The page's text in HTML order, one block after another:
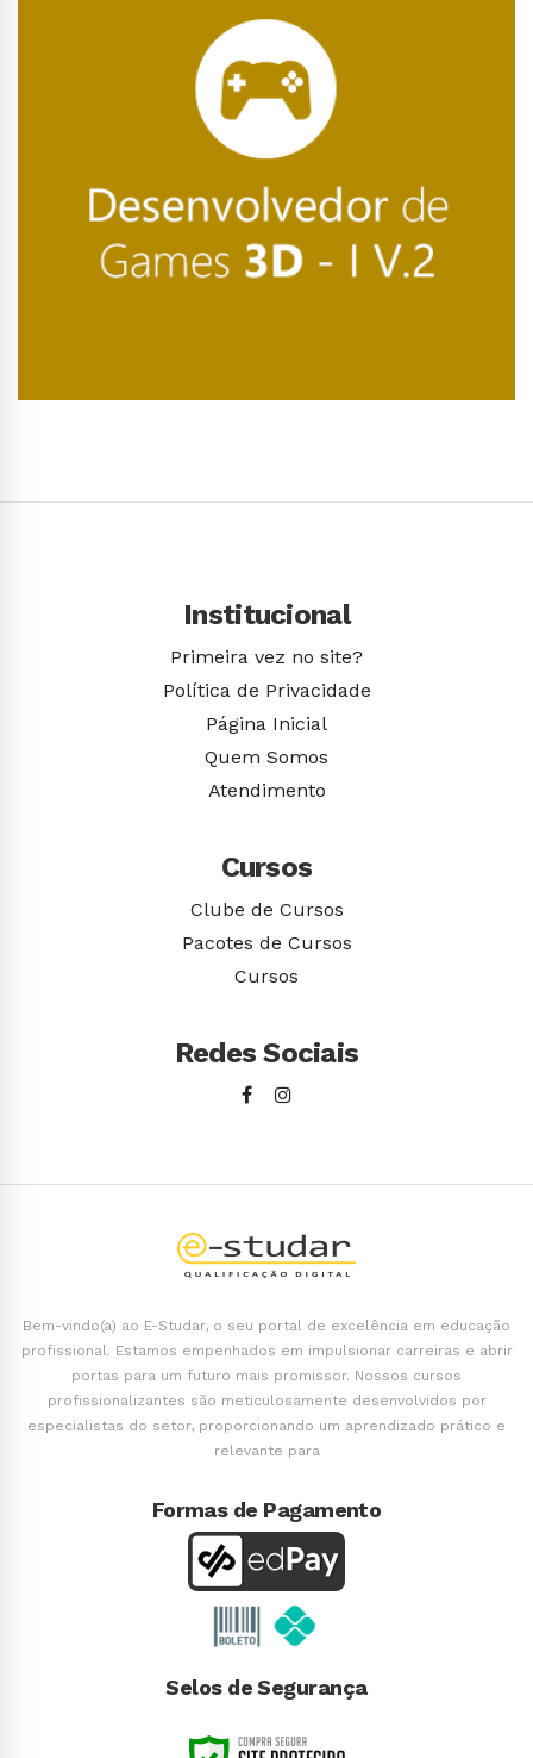
Institucional
Primeira vez no site?
Política de Privacidade
Página Inicial
Quem Somos
Atendimento
Cursos
Clube de Cursos
Pacotes de Cursos
Cursos
Redes Sociais
Bem-vindo(a) ao E-Studar, o seu portal de excelência em educação
profissional. Estamos empenhados em impulsionar carreiras e abrir
portas para um futuro mais promissor. Nossos cursos
profissionalizantes são meticulosamente desenvolvidos por
especialistas do setor, proporcionando um aprendizado prático e
relevante para
Formas de Pagamento
Selos de Segurança